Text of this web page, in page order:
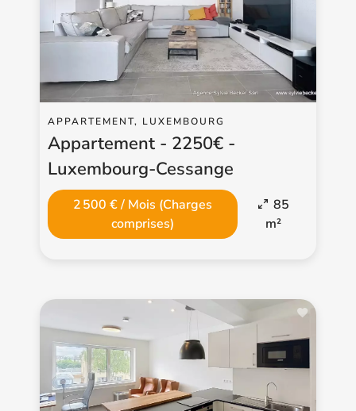
APPARTEMENT, LUXEMBOURG
Appartement - 2250€ -
Luxembourg-Cessange
2 500 € / Mois (Charges
comprises)
85
m²